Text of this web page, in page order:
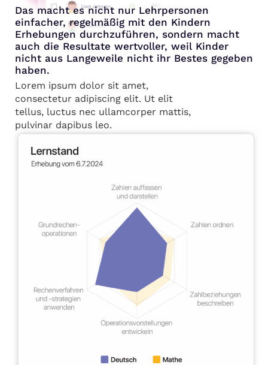
Das macht es nicht nur Lehrpersonen
einfacher, regelmäßig mit den Kindern
Erhebungen durchzuführen, sondern macht
auch die Resultate wertvoller, weil Kinder
nicht aus Langeweile nicht ihr Bestes gegeben
haben.
Lorem ipsum dolor sit amet,
consectetur adipiscing elit. Ut elit
tellus, luctus nec ullamcorper mattis,
pulvinar dapibus leo.